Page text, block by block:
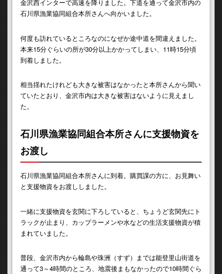
金沢西インターで高速を降りました。下道を通って金沢市内の
石川県漁業協同組合本所さんへ向かいました。
何度も訪れているところなのになぜか途中道を間違えました。
本来15分ぐらいの所が30分以上かかってしまい、11時15分頃
到着しました。
相当揺れたけれども大きな被害はなかったと本所さんから聞い
ていたとおり、金沢市内は大きな被害はないように見えまし
た。
石川県漁業協同組合本所さんに支援物資を
お渡し
石川県漁業協同組合本所さんに到着。購買課の方に、お見舞い
と支援物資をお渡ししました。
一緒に支援物資を玄関に下ろしていると、ちょうど玄関先にト
ラックが止まり、カップラーメンや水などの生活支援物資が積
まれていました。
普段、金沢市内から輪島や珠洲（すず）までは能登里山街道を
通って3～4時間のところ、地震後まもなかったので10時間ぐら